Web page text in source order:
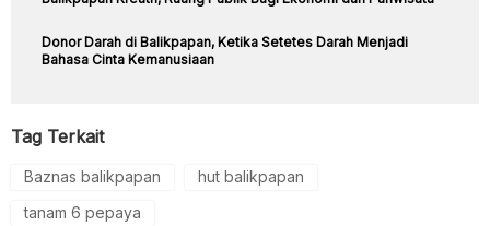
Donor Darah di Balikpapan, Ketika Setetes Darah Menjadi
Bahasa Cinta Kemanusiaan
Tag Terkait
Baznas balikpapan
hut balikpapan
tanam 6 pepaya